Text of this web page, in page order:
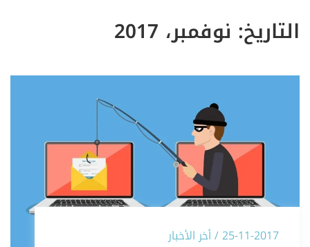
التاريخ: نوفمبر، 2017
25-11-2017 / أخر الأخبار